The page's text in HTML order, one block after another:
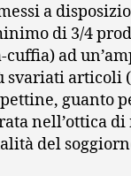
a
di 3/4
cuffia) ad
svariati articoli
guanto
nell’ottica
del